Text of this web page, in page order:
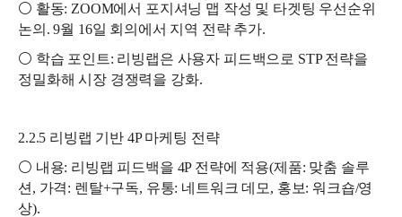
⚪ 활동: ZOOM에서 포지셔닝 맵 작성 및 타겟팅 우선순위
논의. 9월 16일 회의에서 지역 전략 추가.
⚪ 학습 포인트: 리빙랩은 사용자 피드백으로 STP 전략을
정밀화해 시장 경쟁력을 강화.
2.2.5 리빙랩 기반 4P 마케팅 전략
⚪ 내용: 리빙랩 피드백을 4P 전략에 적용(제품: 맞춤 솔루
션, 가격: 렌탈+구독, 유통: 네트워크 데모, 홍보: 워크숍/영
상).